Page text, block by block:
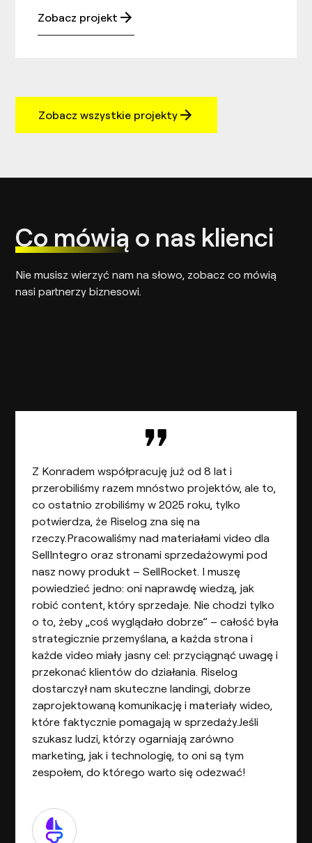
Zobacz projekt
Zobacz wszystkie projekty
Co mówią o nas klienci
Nie musisz wierzyć nam na słowo, zobacz co mówią
nasi partnerzy biznesowi.
Z Konradem współpracuję już od 8 lat i
przerobiliśmy razem mnóstwo projektów, ale to,
co ostatnio zrobiliśmy w 2025 roku, tylko
potwierdza, że Riselog zna się na
rzeczy.Pracowaliśmy nad materiałami video dla
SellIntegro oraz stronami sprzedażowymi pod
nasz nowy produkt – SellRocket. I muszę
powiedzieć jedno: oni naprawdę wiedzą, jak
robić content, który sprzedaje. Nie chodzi tylko
o to, żeby „coś wyglądało dobrze” – całość była
strategicznie przemyślana, a każda strona i
każde video miały jasny cel: przyciągnąć uwagę i
przekonać klientów do działania. Riselog
dostarczył nam skuteczne landingi, dobrze
zaprojektowaną komunikację i materiały wideo,
które faktycznie pomagają w sprzedaży.Jeśli
szukasz ludzi, którzy ogarniają zarówno
marketing, jak i technologię, to oni są tym
zespołem, do którego warto się odezwać!